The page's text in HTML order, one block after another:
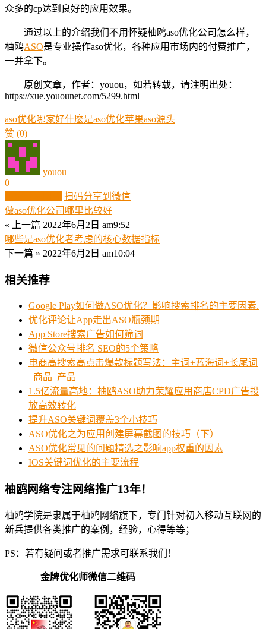
众多的cp达到良好的应用效果。
通过以上的介绍我们不用怀疑柚鸥aso优化公司怎么样，
柚鸥ASO是专业操作aso优化，各种应用市场内的付费推广，
一并拿下。
原创文章，作者：youou，如若转载，请注明出处：
https://xue.youounet.com/5299.html
aso优化哪家好什麽是aso优化苹果aso源头
赞 (0)
youou
0
扫码分享到微信
做aso优化公司哪里比较好
« 上一篇 2022年6月2日 am9:52
哪些是aso优化者考虑的核心数据指标
下一篇 » 2022年6月2日 am10:04
相关推荐
Google Play如何做ASO优化？影响搜索排名的主要因素.
优化评论让App走出ASO瓶颈期
App Store搜索广告如何筛词
微信公众号排名 SEO的5个策略
电商高搜索高点击爆款标题写法：主词+蓝海词+长尾词
_商品_产品
1.5亿流量高地：柚鸥ASO助力荣耀应用商店CPD广告投
放高效转化
提升ASO关键词覆盖3个小技巧
ASO优化之为应用创建屏幕截图的技巧（下）
ASO优化常见的问题精选之影响app权重的因素
IOS关键词优化的主要流程
柚鸥网络专注网络推广13年！
柚鸥学院是隶属于柚鸥网络旗下，专门针对初入移动互联网的
新兵提供各类推广的案例，经验，心得等等；
PS：若有疑问或者推广需求可联系我们！
金牌优化师微信二维码